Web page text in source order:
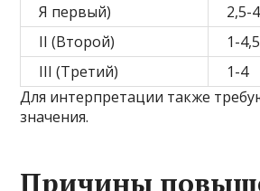
Я первый)
2,5-
II (Второй)
1-4,5
III (Третий)
1-4
Для интерпретации также
значения.
Причины